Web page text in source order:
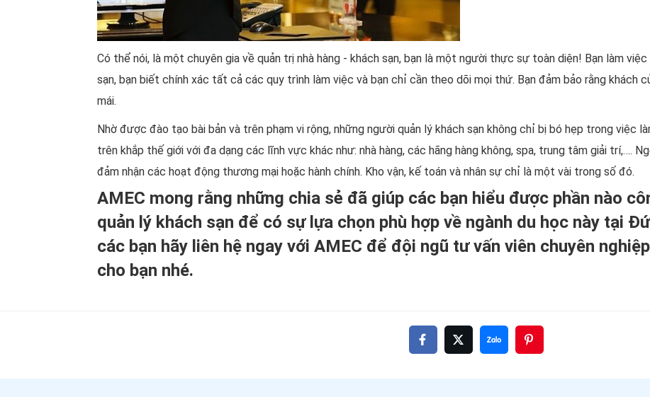
Có thể nói, là một chuyên gia về quản trị nhà hàng - khách sạn, bạn là một người thực sự toàn diện! Bạn làm
sạn, bạn biết chính xác tất cả các quy trình làm việc và bạn chỉ cần theo dõi mọi thứ. Bạn đảm bảo rằng khách
mái.
Nhờ được đào tạo bài bản và trên phạm vi rộng, những người quản lý khách sạn không chỉ bị bó hẹp trong việc
trên khắp thế giới với đa dạng các lĩnh vực khác như: nhà hàng, các hãng hàng không, spa, trung tâm giải trí,….
đảm nhận các hoạt động thương mại hoặc hành chính. Kho vận, kế toán và nhân sự chỉ là một vài trong số đó.
AMEC mong rằng những chia sẻ đã giúp các bạn hiểu được phần nào
quản lý khách sạn để có sự lựa chọn phù hợp về ngành du học này tại
các bạn hãy liên hệ ngay với AMEC để đội ngũ tư vấn viên chuyên
cho bạn nhé.